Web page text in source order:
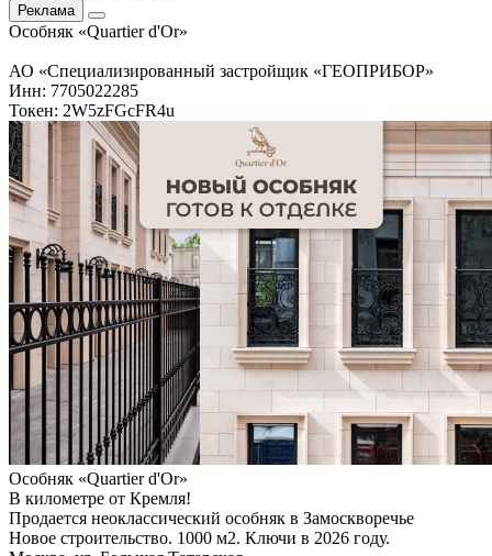
Реклама
Особняк «Quartier d'Or»
АО «Специализированный застройщик «ГЕОПРИБОР»
Инн: 7705022285
Токен: 2W5zFGcFR4u
Особняк «Quartier d'Or»
В километре от Кремля!
Продается неоклассический особняк в Замоскворечье
Новое строительство. 1000 м2. Ключи в 2026 году.